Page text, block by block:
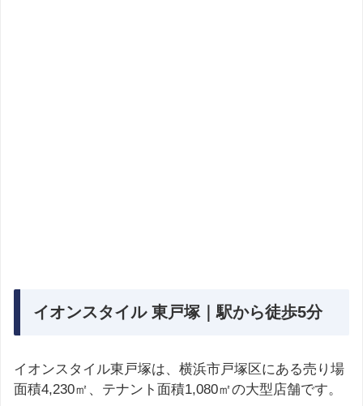
イオンスタイル 東戸塚｜駅から徒歩5分
イオンスタイル東戸塚は、横浜市戸塚区にある売り場
面積4,230㎡、テナント面積1,080㎡の大型店舗です。